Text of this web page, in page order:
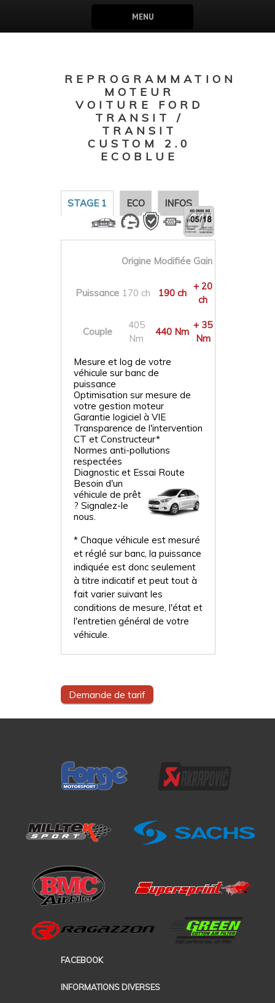
MENU
REPROGRAMMATION
MOTEUR
VOITURE FORD
TRANSIT /
TRANSIT
CUSTOM 2.0
ECOBLUE
STAGE 1 ECO INFOS
Origine Modifiée Gain
Puissance 170 ch 190 ch
+ 20
ch
Couple
405
Nm
440 Nm
+ 35
Nm
Mesure et log de votre
véhicule sur banc de
puissance
Optimisation sur mesure de
votre gestion moteur
Garantie logiciel à VIE
Transparence de l'intervention
CT et Constructeur*
Normes anti-pollutions
respectées
Diagnostic et Essai Route
Besoin d'un
véhicule de prêt
? Signalez-le
nous.
* Chaque véhicule est mesuré
et réglé sur banc, la puissance
indiquée est donc seulement
à titre indicatif et peut tout à
fait varier suivant les
conditions de mesure, l'état et
l'entretien général de votre
véhicule.
Demande de tarif
FACEBOOK
INFORMATIONS DIVERSES